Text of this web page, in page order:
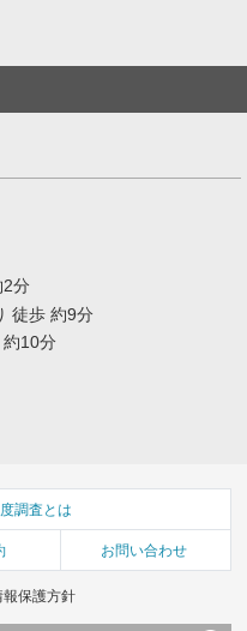
2分
徒歩 約9分
約10分
調査とは
お問い合わせ
報保護方針